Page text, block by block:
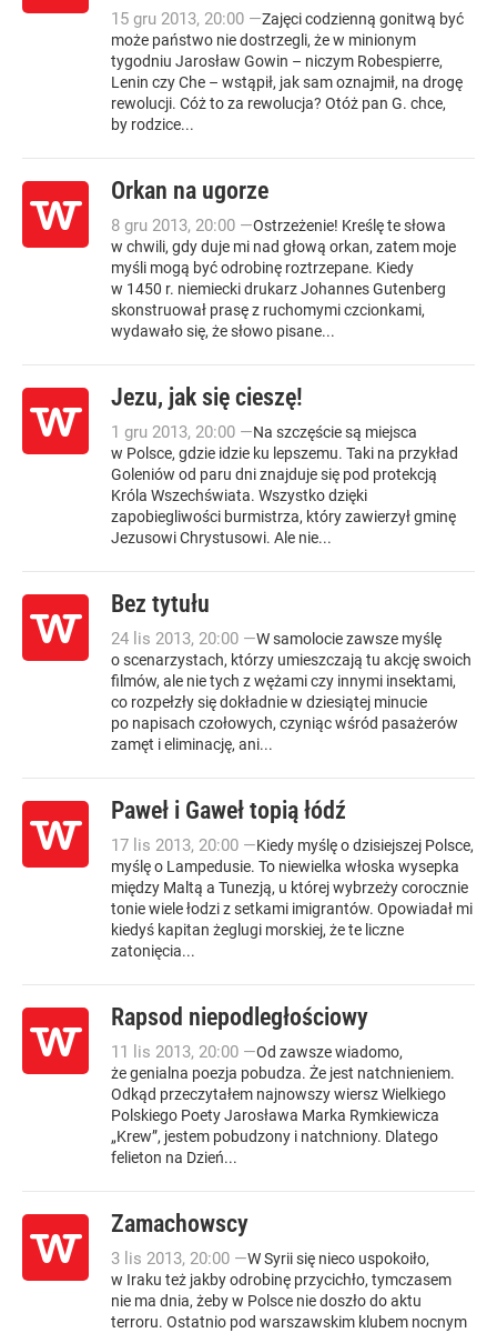
15 gru 2013, 20:00 —Zajęci codzienną gonitwą być
może państwo nie dostrzegli, że w minionym
tygodniu Jarosław Gowin – niczym Robespierre,
Lenin czy Che – wstąpił, jak sam oznajmił, na drogę
rewolucji. Cóż to za rewolucja? Otóż pan G. chce,
by rodzice...
Orkan na ugorze
8 gru 2013, 20:00 —Ostrzeżenie! Kreślę te słowa
w chwili, gdy duje mi nad głową orkan, zatem moje
myśli mogą być odrobinę roztrzepane. Kiedy
w 1450 r. niemiecki drukarz Johannes Gutenberg
skonstruował prasę z ruchomymi czcionkami,
wydawało się, że słowo pisane...
Jezu, jak się cieszę!
1 gru 2013, 20:00 —Na szczęście są miejsca
w Polsce, gdzie idzie ku lepszemu. Taki na przykład
Goleniów od paru dni znajduje się pod protekcją
Króla Wszechświata. Wszystko dzięki
zapobiegliwości burmistrza, który zawierzył gminę
Jezusowi Chrystusowi. Ale nie...
Bez tytułu
24 lis 2013, 20:00 —W samolocie zawsze myślę
o scenarzystach, którzy umieszczają tu akcję swoich
filmów, ale nie tych z wężami czy innymi insektami,
co rozpełzły się dokładnie w dziesiątej minucie
po napisach czołowych, czyniąc wśród pasażerów
zamęt i eliminację, ani...
Paweł i Gaweł topią łódź
17 lis 2013, 20:00 —Kiedy myślę o dzisiejszej Polsce,
myślę o Lampedusie. To niewielka włoska wysepka
między Maltą a Tunezją, u której wybrzeży corocznie
tonie wiele łodzi z setkami imigrantów. Opowiadał mi
kiedyś kapitan żeglugi morskiej, że te liczne
zatonięcia...
Rapsod niepodległościowy
11 lis 2013, 20:00 —Od zawsze wiadomo,
że genialna poezja pobudza. Że jest natchnieniem.
Odkąd przeczytałem najnowszy wiersz Wielkiego
Polskiego Poety Jarosława Marka Rymkiewicza
„Krew”, jestem pobudzony i natchniony. Dlatego
felieton na Dzień...
Zamachowscy
3 lis 2013, 20:00 —W Syrii się nieco uspokoiło,
w Iraku też jakby odrobinę przycichło, tymczasem
nie ma dnia, żeby w Polsce nie doszło do aktu
terroru. Ostatnio pod warszawskim klubem nocnym